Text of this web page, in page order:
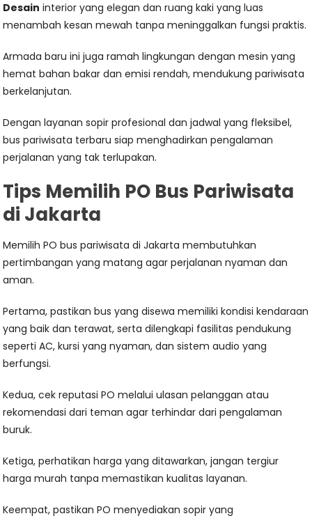
Desain interior yang elegan dan ruang kaki yang luas
menambah kesan mewah tanpa meninggalkan fungsi praktis.
Armada baru ini juga ramah lingkungan dengan mesin yang
hemat bahan bakar dan emisi rendah, mendukung pariwisata
berkelanjutan.
Dengan layanan sopir profesional dan jadwal yang fleksibel,
bus pariwisata terbaru siap menghadirkan pengalaman
perjalanan yang tak terlupakan.
Tips Memilih PO Bus Pariwisata
di Jakarta
Memilih PO bus pariwisata di Jakarta membutuhkan
pertimbangan yang matang agar perjalanan nyaman dan
aman.
Pertama, pastikan bus yang disewa memiliki kondisi kendaraan
yang baik dan terawat, serta dilengkapi fasilitas pendukung
seperti AC, kursi yang nyaman, dan sistem audio yang
berfungsi.
Kedua, cek reputasi PO melalui ulasan pelanggan atau
rekomendasi dari teman agar terhindar dari pengalaman
buruk.
Ketiga, perhatikan harga yang ditawarkan, jangan tergiur
harga murah tanpa memastikan kualitas layanan.
Keempat, pastikan PO menyediakan sopir yang